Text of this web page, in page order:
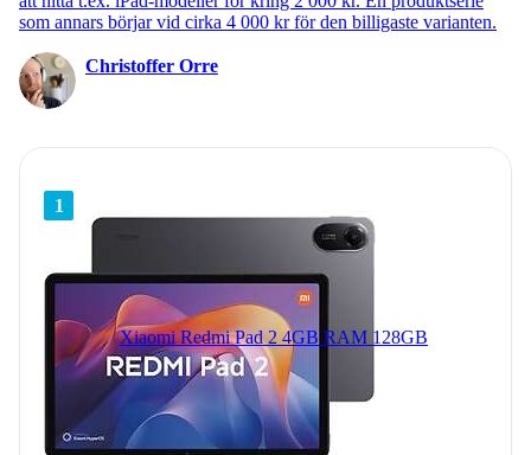
som annars börjar vid cirka 4 000 kr för den billigaste varianten.
Christoffer Orre
1
Xiaomi Redmi Pad 2 4GB RAM 128GB